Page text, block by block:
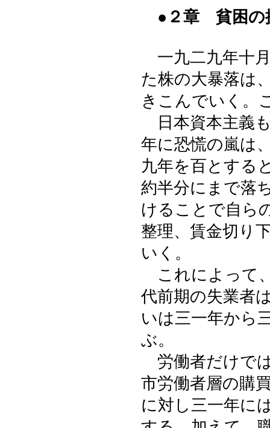
●２章 貧困の
一九二九年十
た株の大暴落は
きこんでいく。
日本資本主義
年に恐慌の嵐は
九年を百とする
約半分にまで落
けることで自ら
整理、賃金切り
いく。
これによって
代前期の失業者
いは三一年から
ぶ。
労働者だけで
市労働者層の購
に対し三一年に